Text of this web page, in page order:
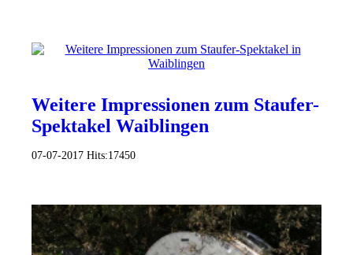
Weitere Impressionen zum Staufer-
Spektakel Waiblingen
07-07-2017 Hits:17450